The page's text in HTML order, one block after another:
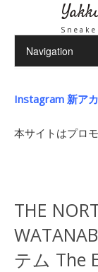
Instagram 新ア
本サイトはプロ
THE
テム The